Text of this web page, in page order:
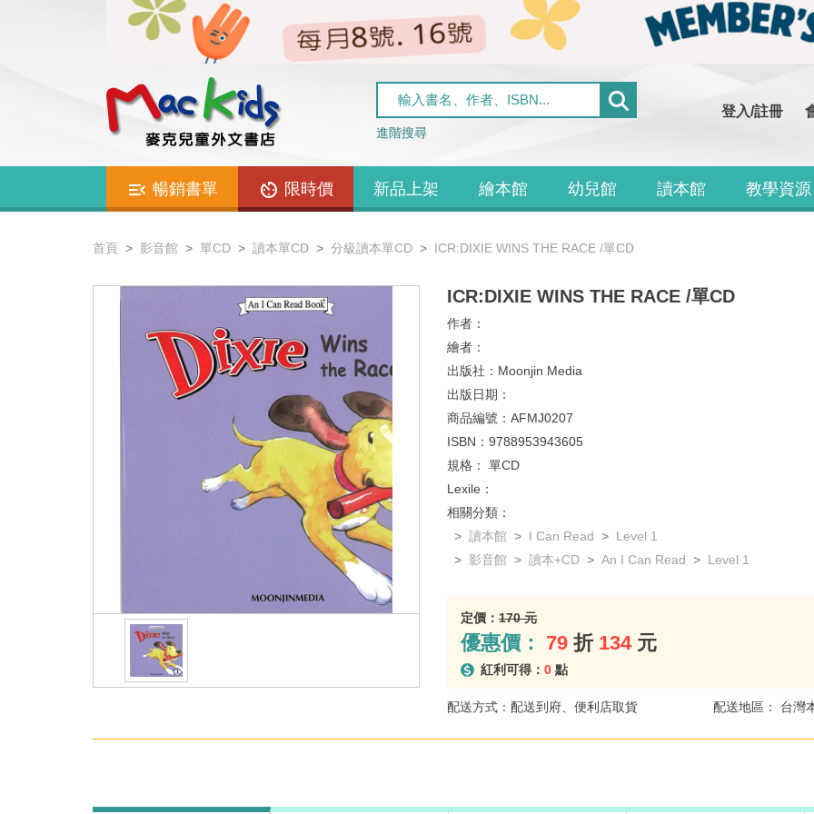
進階搜尋
登入/註冊
暢銷書單 限時價 新品上架 繪本館 幼兒館 讀本館 教學資源
首頁 影音館 單CD 讀本單CD 分級讀本單CD ICR:DIXIE WINS THE RACE /單CD
ICR:DIXIE WINS THE RACE /單CD
作者：
繪者：
出版社： Moonjin Media
出版日期：
商品編號： AFMJ0207
ISBN： 9788953943605
規格： 單CD
Lexile：
相關分類：
讀本館
I Can Read
Level 1
影音館
讀本+CD An I Can Read Level 1
定價： 170 元
優惠價： 79 折 134 元
紅利可得： 0 點
配送方式：配送到府、便利店取貨 配送地區： 台灣